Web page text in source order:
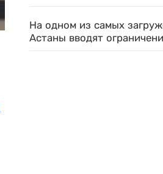
На одном из самых
Астаны вводят